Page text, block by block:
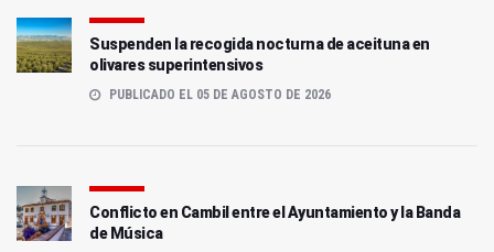
Suspenden la recogida nocturna de aceituna en
olivares superintensivos
PUBLICADO EL 05 DE AGOSTO DE 2026
Conflicto en Cambil entre el Ayuntamiento y la Banda
de Música